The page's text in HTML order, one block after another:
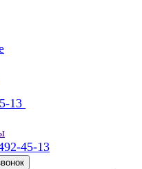
13
45-13